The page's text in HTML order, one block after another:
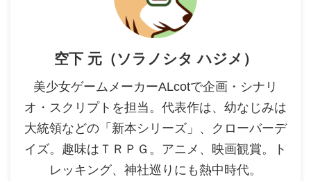
空下 元（ソラノシタ ハジメ）
美少女ゲームメーカーALcotで企画・シナリ
オ・スクリプトを担当。代表作は、幼なじみは
大統領などの「新本シリーズ」、クローバーデ
イズ。趣味はＴＲＰＧ。アニメ、映画観賞。ト
レッキング、神社巡りにも熱中時代。